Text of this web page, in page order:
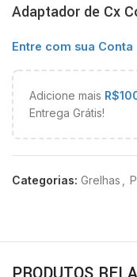
Adaptador de Cx
Entre com sua Conta
Adicione mais R$
Entrega Grátis!
Categorias: Grelhas